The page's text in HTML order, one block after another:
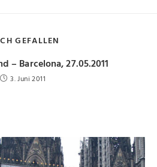
GEFALLEN
– Barcelona, 27.05.2011
3. Juni 2011